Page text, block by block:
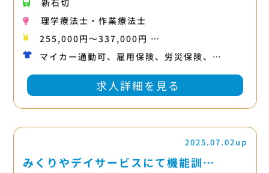
理学療法士・作業療法士
255,000円〜337,000円 …
マイカー通勤可、雇用保険、労災保険、…
求人詳細を見る
2025.07.02up
みくりやデイサービスにて機能訓…